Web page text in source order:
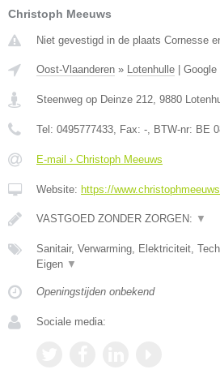
Christoph Meeuws
Niet gevestigd in de plaats Cornesse
Oost-Vlaanderen » Lotenhulle | Google
Steenweg op Deinze 212 9880
Tel: 0495777433 , Fax: - , BTW-nr: BE
E-mail › Christoph Meeuws
Website: https://
VASTGOED ZONDER ZORGEN: ▼
Sanitair, Verwarming, Elektriciteit,
Eigen ▼
Openingstijden onbekend
Sociale media: